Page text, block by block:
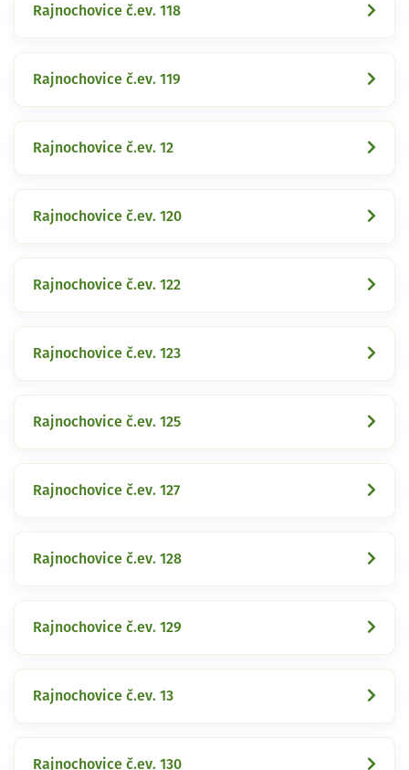
Rajnochovice č.ev. 118
Rajnochovice č.ev. 119
Rajnochovice č.ev. 12
Rajnochovice č.ev. 120
Rajnochovice č.ev. 122
Rajnochovice č.ev. 123
Rajnochovice č.ev. 125
Rajnochovice č.ev. 127
Rajnochovice č.ev. 128
Rajnochovice č.ev. 129
Rajnochovice č.ev. 13
Rajnochovice č.ev. 130